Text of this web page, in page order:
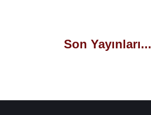
Son Yayınları...